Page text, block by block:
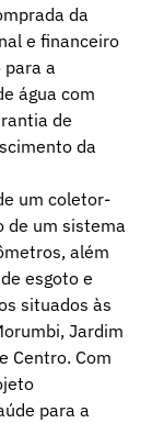
da
e financeiro
para a
água com
de
da
um coletor-
de um sistema
além
esgoto e
situados às
Jardim
Centro. Com
para a